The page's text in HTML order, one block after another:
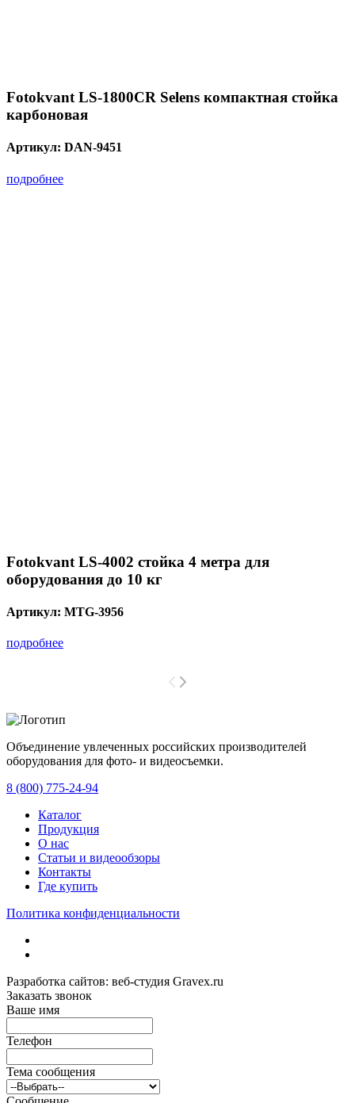
Fotokvant LS-1800CR Selens компактная стойка
карбоновая
Артикул: DAN-9451
подробнее
Fotokvant LS-4002 стойка 4 метра для
оборудования до 10 кг
Артикул: MTG-3956
подробнее
Объединение увлеченных российских производителей
оборудования для фото- и видеосъемки.
8 (800) 775-24-94
Каталог
Продукция
О нас
Статьи и видеообзоры
Контакты
Где купить
Политика конфиденциальности
Разработка сайтов: веб-студия Gravex.ru
Заказать звонок
Ваше имя
Телефон
Тема сообщения